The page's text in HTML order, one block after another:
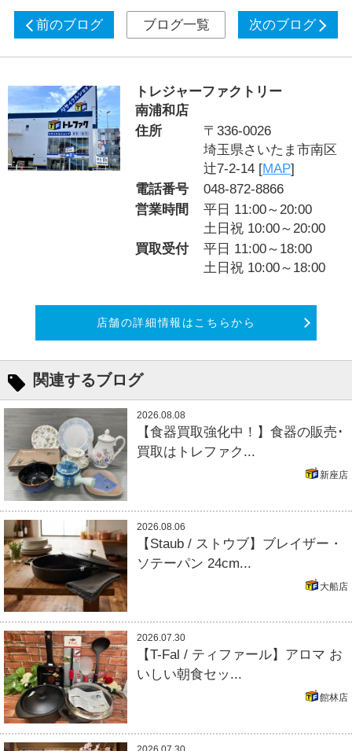
前のブログ ブログ一覧 次のブログ
トレジャーファクトリー
南浦和店
住所
〒336-0026
埼玉県さいたま市南区
辻7-2-14 [MAP]
電話番号
048-872-8866
営業時間
平日 11:00～20:00
土日祝 10:00～20:00
買取受付
平日 11:00～18:00
土日祝 10:00～18:00
店舗の詳細情報はこちらから
関連するブログ
2026.08.08
【食器買取強化中！】食器の販売･
買取はトレファク...
新座店
2026.08.06
【Staub / ストウブ】ブレイザー・
ソテーパン 24cm...
大船店
2026.07.30
【T-Fal / ティファール】アロマ お
いしい朝食セッ...
館林店